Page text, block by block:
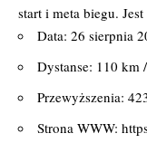
start i meta biegu.
Data: 26 sierpnia
Dystanse: 110 km
Przewyższenia:
Strona WWW: